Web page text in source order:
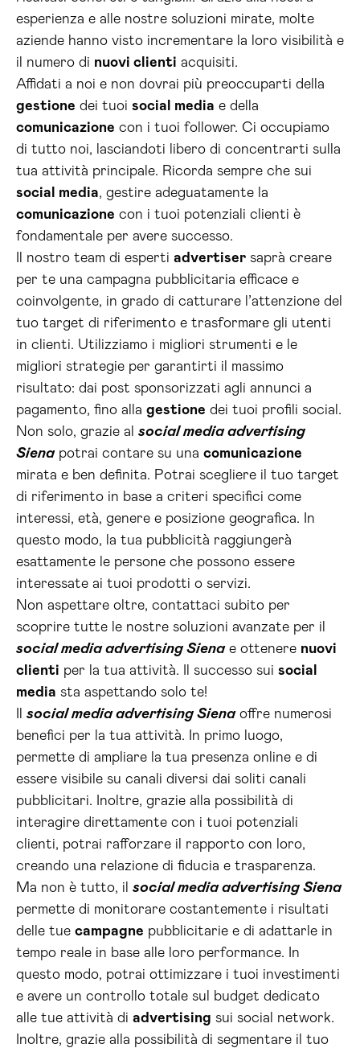
esperienza e alle nostre soluzioni mirate, molte
aziende hanno visto incrementare la loro visibilità e
il numero di nuovi clienti acquisiti.
Affidati a noi e non dovrai più preoccuparti della
gestione dei tuoi social media e della
comunicazione con i tuoi follower. Ci occupiamo
di tutto noi, lasciandoti libero di concentrarti sulla
tua attività principale. Ricorda sempre che sui
social media, gestire adeguatamente la
comunicazione con i tuoi potenziali clienti è
fondamentale per avere successo.
Il nostro team di esperti advertiser saprà creare
per te una campagna pubblicitaria efficace e
coinvolgente, in grado di catturare l’attenzione del
tuo target di riferimento e trasformare gli utenti
in clienti. Utilizziamo i migliori strumenti e le
migliori strategie per garantirti il massimo
risultato: dai post sponsorizzati agli annunci a
pagamento, fino alla gestione dei tuoi profili social.
Non solo, grazie al social media advertising
Sienapotrai contare su una comunicazione
mirata e ben definita. Potrai scegliere il tuo target
di riferimento in base a criteri specifici come
interessi, età, genere e posizione geografica. In
questo modo, la tua pubblicità raggiungerà
esattamente le persone che possono essere
interessate ai tuoi prodotti o servizi.
Non aspettare oltre, contattaci subito per
scoprire tutte le nostre soluzioni avanzate per il
social media advertising Sienae ottenere nuovi
clienti per la tua attività. Il successo sui social
media sta aspettando solo te!
social media advertising Sienaoffre numerosi
benefici per la tua attività. In primo luogo,
permette di ampliare la tua presenza online e di
essere visibile su canali diversi dai soliti canali
pubblicitari. Inoltre, grazie alla possibilità di
interagire direttamente con i tuoi potenziali
clienti, potrai rafforzare il rapporto con loro,
creando una relazione di fiducia e trasparenza.
Ma non è tutto, il social media advertising Siena
permette di monitorare costantemente i risultati
delle tue campagne pubblicitarie e di adattarle in
tempo reale in base alle loro performance. In
questo modo, potrai ottimizzare i tuoi investimenti
e avere un controllo totale sul budget dedicato
alle tue attività di advertising sui social network.
Inoltre, grazie alla possibilità di segmentare il tuo